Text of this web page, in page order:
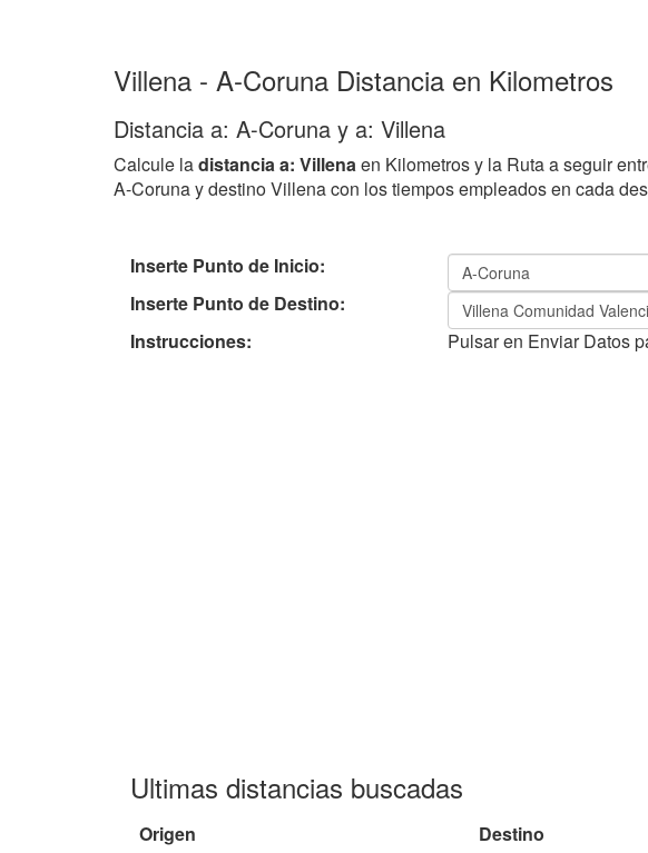
Villena - A-Coruna Distancia en Kilometros
Distancia a: A-Coruna y a: Villena
Calcule ladistancia a: Villena en Kilometros y la Ruta a seguir
A-Coruna y destino Villena con los tiempos empleados en cada
Inserte Punto de Inicio:
Inserte Punto de Destino:
Instrucciones:
Pulsar en Enviar Datos
Ultimas distancias buscadas
Origen Destino